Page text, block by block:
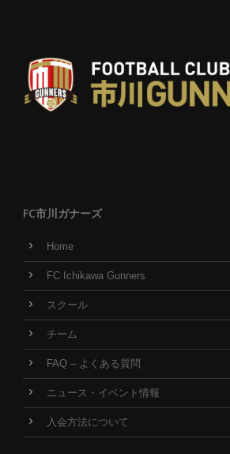
FC市川ガナーズ
Home
FC Ichikawa Gunners
スクール
チーム
FAQ – よくある質問
ニュース・イベント情報
入会方法について